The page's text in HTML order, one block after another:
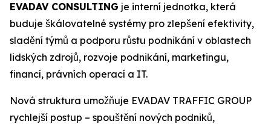
EVADAV CONSULTING je interní jednotka, která
buduje škálovatelné systémy pro zlepšení efektivity,
sladění týmů a podporu růstu podnikání v oblastech
lidských zdrojů, rozvoje podnikání, marketingu,
financí, právních operací a IT.
Nová struktura umožňuje EVADAV TRAFFIC GROUP
rychlejší postup – spouštění nových podniků,